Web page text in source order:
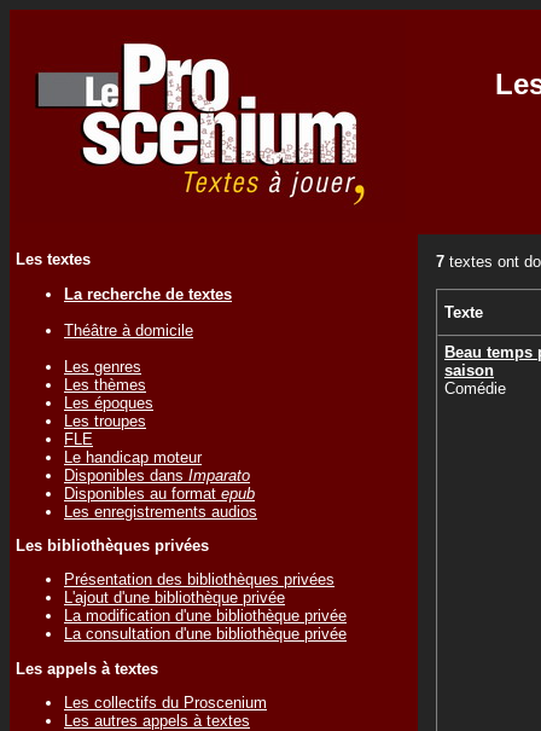
Les textes
La recherche de textes
Théâtre à domicile
Les genres
Les thèmes
Les époques
Les troupes
FLE
Le handicap moteur
Disponibles dans Imparato
Disponibles au format epub
Les enregistrements audios
Les bibliothèques privées
Présentation des bibliothèques privées
L'ajout d'une bibliothèque privée
La modification d'une bibliothèque privée
La consultation d'une bibliothèque privée
Les appels à textes
Les collectifs du Proscenium
Les autres appels à textes
7 textes ont
Texte
Beau temps
saison
Comédie